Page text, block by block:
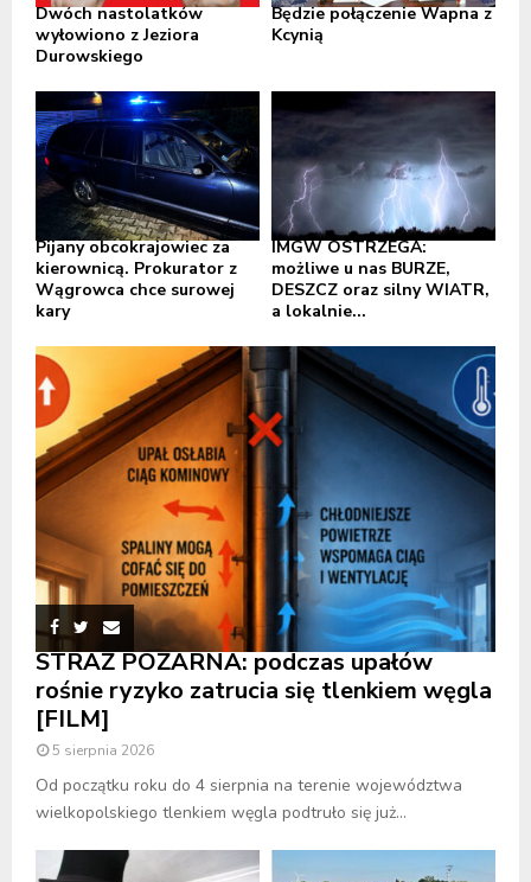
Dwóch nastolatków
wyłowiono z Jeziora
Durowskiego
Będzie połączenie Wapna z
Kcynią
Pijany obcokrajowiec za
kierownicą. Prokurator z
Wągrowca chce surowej
kary
IMGW OSTRZEGA:
możliwe u nas BURZE,
DESZCZ oraz silny WIATR,
a lokalnie...
STRAŻ POŻARNA: podczas upałów
rośnie ryzyko zatrucia się tlenkiem węgla
[FILM]
5 sierpnia 2026
Od początku roku do 4 sierpnia na terenie województwa
wielkopolskiego tlenkiem węgla podtruło się już...